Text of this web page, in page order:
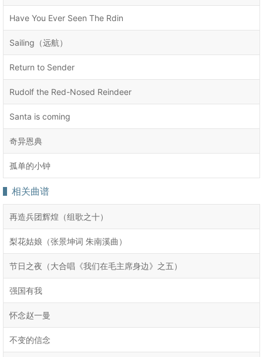
Have You Ever Seen The Rdin
Sailing（远航）
Return to Sender
Rudolf the Red-Nosed Reindeer
Santa is coming
奇异恩典
孤单的小钟
相关曲谱
再造兵团辉煌（组歌之十）
梨花姑娘（张景坤词 朱南溪曲）
节日之夜（大合唱《我们在毛主席身边》之五）
强国有我
怀念赵一曼
不变的信念